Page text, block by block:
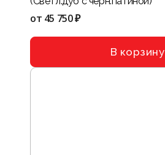
от 45 750 ₽
В корзину